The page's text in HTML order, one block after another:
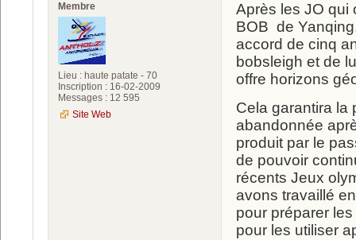
Membre
Lieu : haute patate - 70
Inscription : 16-02-2009
Messages : 12 595
Site Web
Après les JO qui
BOB de
accord de cinq
bobsleigh et de
offre horizons
Cela garantira la
abandonnée
produit par le
de pouvoir
récents Jeux
avons travaillé
pour préparer
pour les utiliser